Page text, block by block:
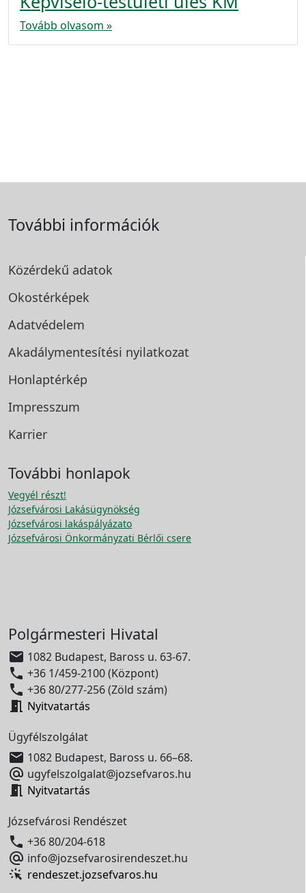
Tovább olvasom »
További információk
Közérdekű adatok
Okostérképek
Adatvédelem
Akadálymentesítési nyilatkozat
Honlaptérkép
Impresszum
Karrier
További honlapok
Vegyél részt!
Józsefvárosi Lakásügynökség
Józsefvárosi lakáspályázato
Józsefvárosi Önkormányzati Bérlői csere
Polgármesteri Hivatal
 1082 Budapest, Baross u. 63-67.
 +36 1/459-2100 (Központ)
 +36 80/277-256 (Zöld szám)
 Nyitvatartás
Ügyfélszolgálat
 1082 Budapest, Baross u. 66–68.
 ugyfelszolgalat@jozsefvaros.hu
 Nyitvatartás
Józsefvárosi Rendészet
 +36 80/204-618
 info@jozsefvarosirendeszet.hu
rendeszet.jozsefvaros.hu